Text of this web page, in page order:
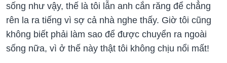
sống như vậy, thế là tôi lẫn anh cắn răng để chẳng
rên la ra tiếng vì sợ cả nhà nghe thấy. Giờ tôi cũng
không biết phải làm sao để được chuyển ra ngoài
sống nữa, vì ở thế này thật tôi không chịu nổi mất!